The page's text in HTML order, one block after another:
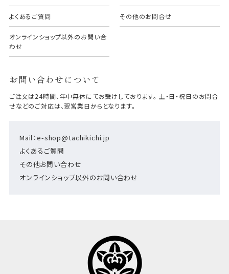
よくあるご質問 その他のお問合せ
オンラインショップ以外のお問い合
わせ
お問い合わせについて
Mail：e-shop@tachikichi.jp
よくあるご質問
その他お問い合わせ
オンラインショップ以外のお問い合わせ
ご注文は24時間、年中無休にてお受けしております。 土・日・祝日のお問合
せなどのご対応は、翌営業日からとなります。